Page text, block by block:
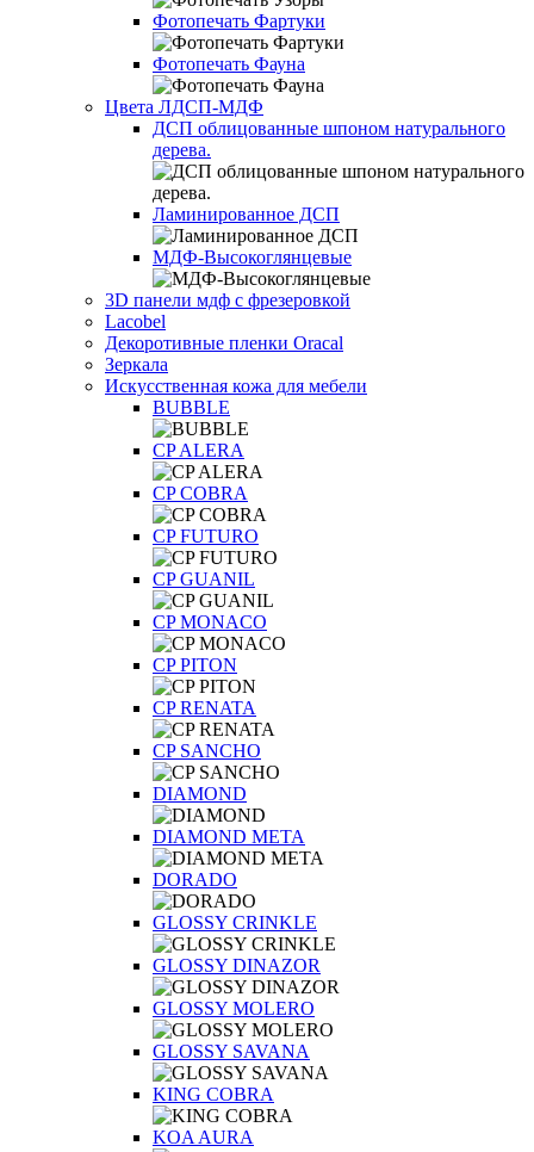
Фотопечать Фартуки
Фотопечать Фауна
Цвета ЛДСП-МДФ
ДСП облицованные шпоном натурального
дерева.
Ламинированное ДСП
МДФ-Высокоглянцевые
3D панели мдф с фрезеровкой
Lacobel
Декоротивные пленки Oracal
Зеркала
Искусственная кожа для мебели
BUBBLE
CP ALERA
CP COBRA
CP FUTURO
CP GUANIL
CP MONACO
CP PITON
CP RENATA
CP SANCHO
DIAMOND
DIAMOND META
DORADO
GLOSSY CRINKLE
GLOSSY DINAZOR
GLOSSY MOLERO
GLOSSY SAVANA
KING COBRA
KOA AURA